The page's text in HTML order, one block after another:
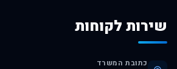
שירות לקוחות
כתובת המשרד